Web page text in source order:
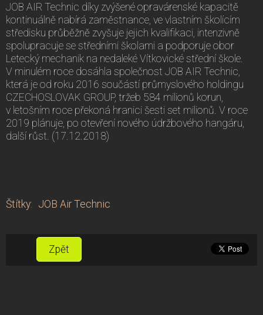
JOB AIR Technic díky zvýšené opravárenské kapacitě
kontinuálně nabírá zaměstnance, ve vlastním školícím
středisku průběžně zvyšuje jejich kvalifikaci, intenzivně
spolupracuje se středními školami a podporuje obor
Letecký mechanik na nedaleké Vítkovické střední škole.
V minulém roce dosáhla společnost JOB AIR Technic,
která je od roku 2016 součástí průmyslového holdingu
CZECHOSLOVAK GROUP, tržeb 584 milionů korun,
v letošním roce překoná hranici šesti set milionů. V roce
2019 plánuje, po otevření nového údržbového hangáru,
další růst. (17.12.2018)
Štítky: JOB Air Technic
Zpět